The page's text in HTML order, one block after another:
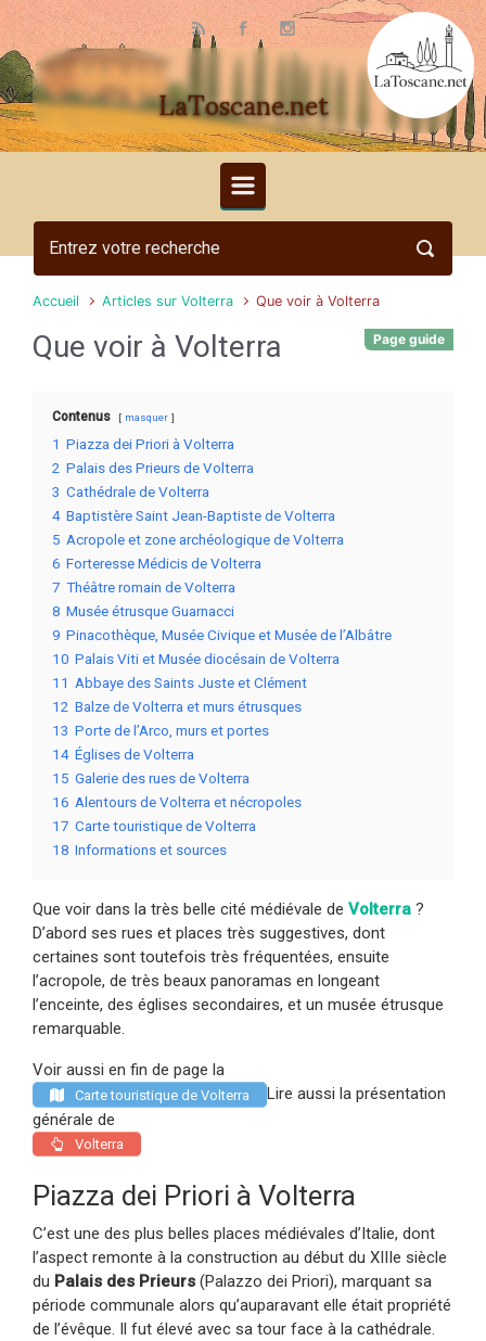
Skip to main content
LaToscane.net
Accueil Articles sur Volterra Que voir à Volterra
Page guide
Que voir à Volterra
Contenus masquer
1 Piazza dei Priori à Volterra
2 Palais des Prieurs de Volterra
3 Cathédrale de Volterra
4 Baptistère Saint Jean-Baptiste de Volterra
5 Acropole et zone archéologique de Volterra
6 Forteresse Médicis de Volterra
7 Théâtre romain de Volterra
8 Musée étrusque Guarnacci
9 Pinacothèque, Musée Civique et Musée de l’Albâtre
10 Palais Viti et Musée diocésain de Volterra
11 Abbaye des Saints Juste et Clément
12 Balze de Volterra et murs étrusques
13 Porte de l’Arco, murs et portes
14 Églises de Volterra
15 Galerie des rues de Volterra
16 Alentours de Volterra et nécropoles
17 Carte touristique de Volterra
18 Informations et sources
Que voir dans la très belle cité médiévale de Volterra ?
D’abord ses rues et places très suggestives, dont
certaines sont toutefois très fréquentées, ensuite
l’acropole, de très beaux panoramas en longeant
l’enceinte, des églises secondaires, et un musée étrusque
remarquable.
Voir aussi en fin de page la
Carte touristique de Volterra
Lire aussi la présentation
générale de
Volterra
Piazza dei Priori à Volterra
C’est une des plus belles places médiévales d’Italie, dont
l’aspect remonte à la construction au début du XIIIe siècle
du Palais des Prieurs (Palazzo dei Priori), marquant sa
période communale alors qu’auparavant elle était propriété
de l’évêque. Il fut élevé avec sa tour face à la cathédrale.